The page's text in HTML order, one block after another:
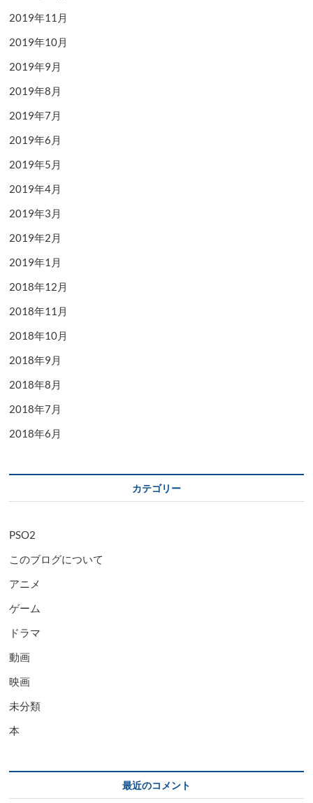
2019年11月
2019年10月
2019年9月
2019年8月
2019年7月
2019年6月
2019年5月
2019年4月
2019年3月
2019年2月
2019年1月
2018年12月
2018年11月
2018年10月
2018年9月
2018年8月
2018年7月
2018年6月
カテゴリー
PSO2
このブログについて
アニメ
ゲーム
ドラマ
動画
映画
未分類
本
最近のコメント